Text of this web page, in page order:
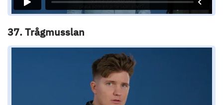
37. Trågmusslan